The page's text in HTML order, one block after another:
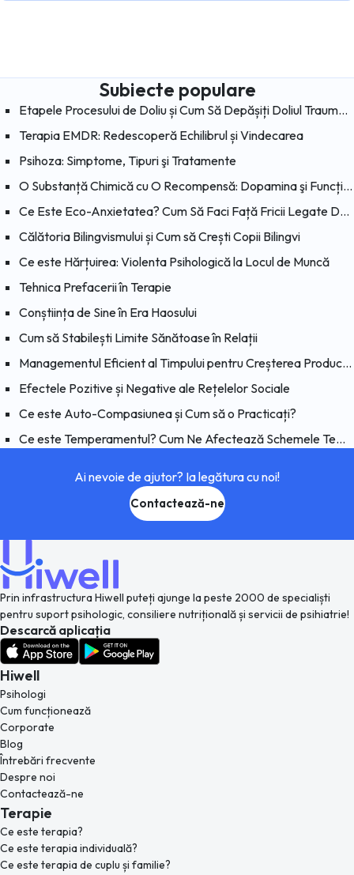
Subiecte populare
Etapele Procesului de Doliu și Cum Să Depășiți Doliul Traumatic
Terapia EMDR: Redescoperă Echilibrul și Vindecarea
Psihoza: Simptome, Tipuri şi Tratamente
O Substanță Chimică cu O Recompensă: Dopamina şi Funcțiile Sale
Ce Este Eco-Anxietatea? Cum Să Faci Față Fricii Legate De Schimbările Climatice?
Călătoria Bilingvismului și Cum să Crești Copii Bilingvi
Ce este Hărțuirea: Violenta Psihologică la Locul de Muncă
Tehnica Prefacerii în Terapie
Conștiința de Sine în Era Haosului
Cum să Stabilești Limite Sănătoase în Relații
Managementul Eficient al Timpului pentru Creșterea Productivității
Efectele Pozitive și Negative ale Rețelelor Sociale
Ce este Auto-Compasiunea și Cum să o Practicați?
Ce este Temperamentul? Cum Ne Afectează Schemele Temperamentul?
Ai nevoie de ajutor? Ia legătura cu noi!
Contactează-ne
Prin infrastructura Hiwell puteți ajunge la peste 2000 de specialiști
pentru suport psihologic, consiliere nutrițională și servicii de psihiatrie!
Descarcă aplicația
Hiwell
Psihologi
Cum funcționează
Corporate
Blog
Întrebări frecvente
Despre noi
Contactează-ne
Terapie
Ce este terapia?
Ce este terapia individuală?
Ce este terapia de cuplu și familie?